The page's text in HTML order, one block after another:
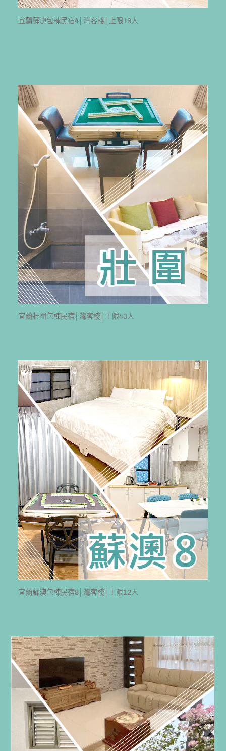
宜蘭蘇澳包棟民宿4│灣客棧│上限16人
宜蘭壯圍包棟民宿│灣客棧│上限40人
宜蘭蘇澳包棟民宿8│灣客棧│上限12人